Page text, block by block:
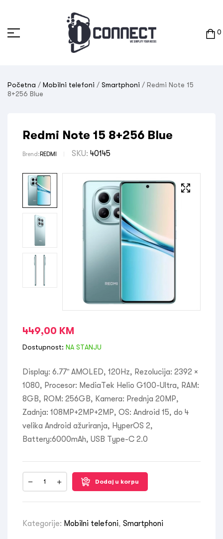
0
Početna / Mobilni telefoni / Smartphoni / Redmi Note 15
8+256 Blue
Redmi Note 15 8+256 Blue
Brend: REDMI SKU: 40145
449,00 KM
Dostupnost: NA STANJU
Display: 6.77” AMOLED, 120Hz, Rezolucija: 2392 ×
1080, Procesor: MediaTek Helio G100-Ultra, RAM:
8GB, ROM: 256GB, Kamera: Prednja 20MP,
Zadnja: 108MP+2MP+2MP, OS: Android 15, do 4
velika Android ažuriranja, HyperOS 2,
Battery:6000mAh, USB Type-C 2.0
Dodaj u korpu
Kategorije: Mobilni telefoni, Smartphoni